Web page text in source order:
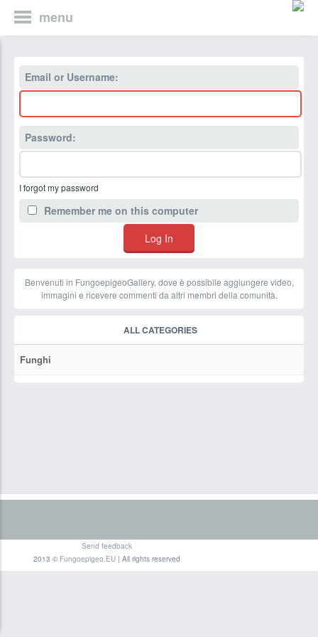
menu
Email or Username:
Password:
I forgot my password
Remember me on this computer
Benvenuti in FungoepigeoGallery, dove è possibile aggiungere video,
immagini e ricevere commenti da altri membri della comunità.
ALL CATEGORIES
Funghi
Send feedback
2013 © Fungoepigeo.EU| All rights reserved